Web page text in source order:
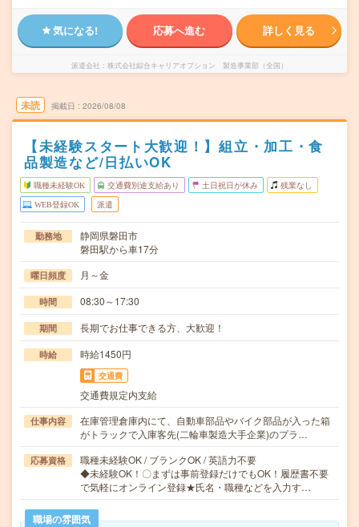
気になる! 応募へ進む 詳しく見る
派遣会社 株式会社綜合キャリアオプション 製造事業部（全国）
未読 掲載日 2026/08/08
【未経験スタート大歓迎！】組立・加工・食
品製造など/日払いOK
職種未経験OK 交通費別途支給あり 土日祝日が休み 残業なし
WEB登録OK 派遣
勤務地
静岡県磐田市
磐田駅から車17分
曜日頻度 月～金
時間 08:30～17:30
期間 長期でお仕事できる方、大歓迎！
時給 時給1450円
交通費
交通費規定内支給
仕事内容
在庫管理倉庫内にて、自動車部品やバイク部品が入った箱
がトラックで入庫客先(二輪車製造大手企業)のプラ…
応募資格
職種未経験OK / ブランクOK / 英語力不要
◆未経験OK！〇まずは事前登録だけでもOK！履歴書不要
で気軽にオンライン登録★氏名・職種などを入力す…
職場の雰囲気